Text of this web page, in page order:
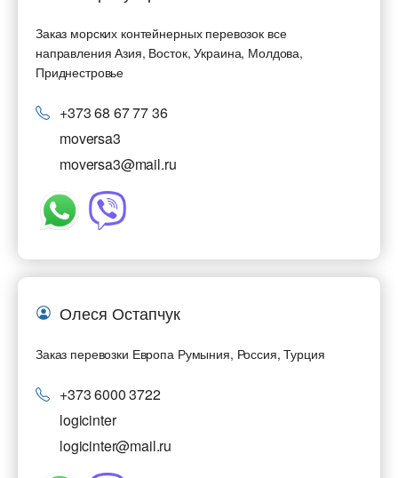
Заказ морских контейнерных перевозок все
направления Азия, Восток, Украина, Молдова,
Приднестровье
+373 68 67 77 36
moversa3
moversa3@mail.ru
Олеся Остапчук
Заказ перевозки Европа Румыния, Россия, Турция
+373 6000 3722
logicinter
logicinter@mail.ru